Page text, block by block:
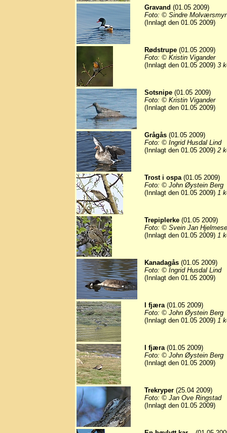
Gravand (01.05 2009)
Foto: © Sindre Molværsmyr
(Innlagt den 01.05 2009)
Rødstrupe (01.05 2009)
Foto: © Kristin Vigander
(Innlagt den 01.05 2009) 3
Sotsnipe (01.05 2009)
Foto: © Kristin Vigander
(Innlagt den 01.05 2009)
Grågås (01.05 2009)
Foto: © Ingrid Husdal Lind
(Innlagt den 01.05 2009) 2
Trost i ospa(01.05 2009)
Foto: © John Øystein Berg
(Innlagt den 01.05 2009) 1
Trepiplerke (01.05 2009)
Foto: © Svein Jan
(Innlagt den 01.05 2009) 1
Kanadagås (01.05 2009)
Foto: © Ingrid Husdal Lind
(Innlagt den 01.05 2009)
I fjæra(01.05 2009)
Foto: © John Øystein Berg
(Innlagt den 01.05 2009) 1
I fjæra(01.05 2009)
Foto: © John Øystein Berg
(Innlagt den 01.05 2009)
Trekryper (25.04 2009)
Foto: © Jan Ove Ringstad
(Innlagt den 01.05 2009)